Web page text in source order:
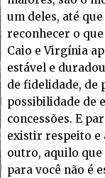
um deles, até
reconhecer o
Caio e Virgínia
estável e
de fidelidade, de
possibilidade de
concessões. E
existir respeito e
outro, aquilo que
para você não é